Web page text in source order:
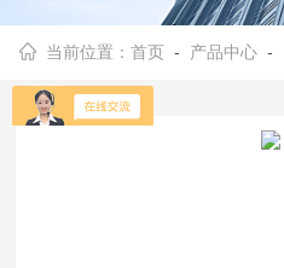
当前位置：首页 - 产品中心 -